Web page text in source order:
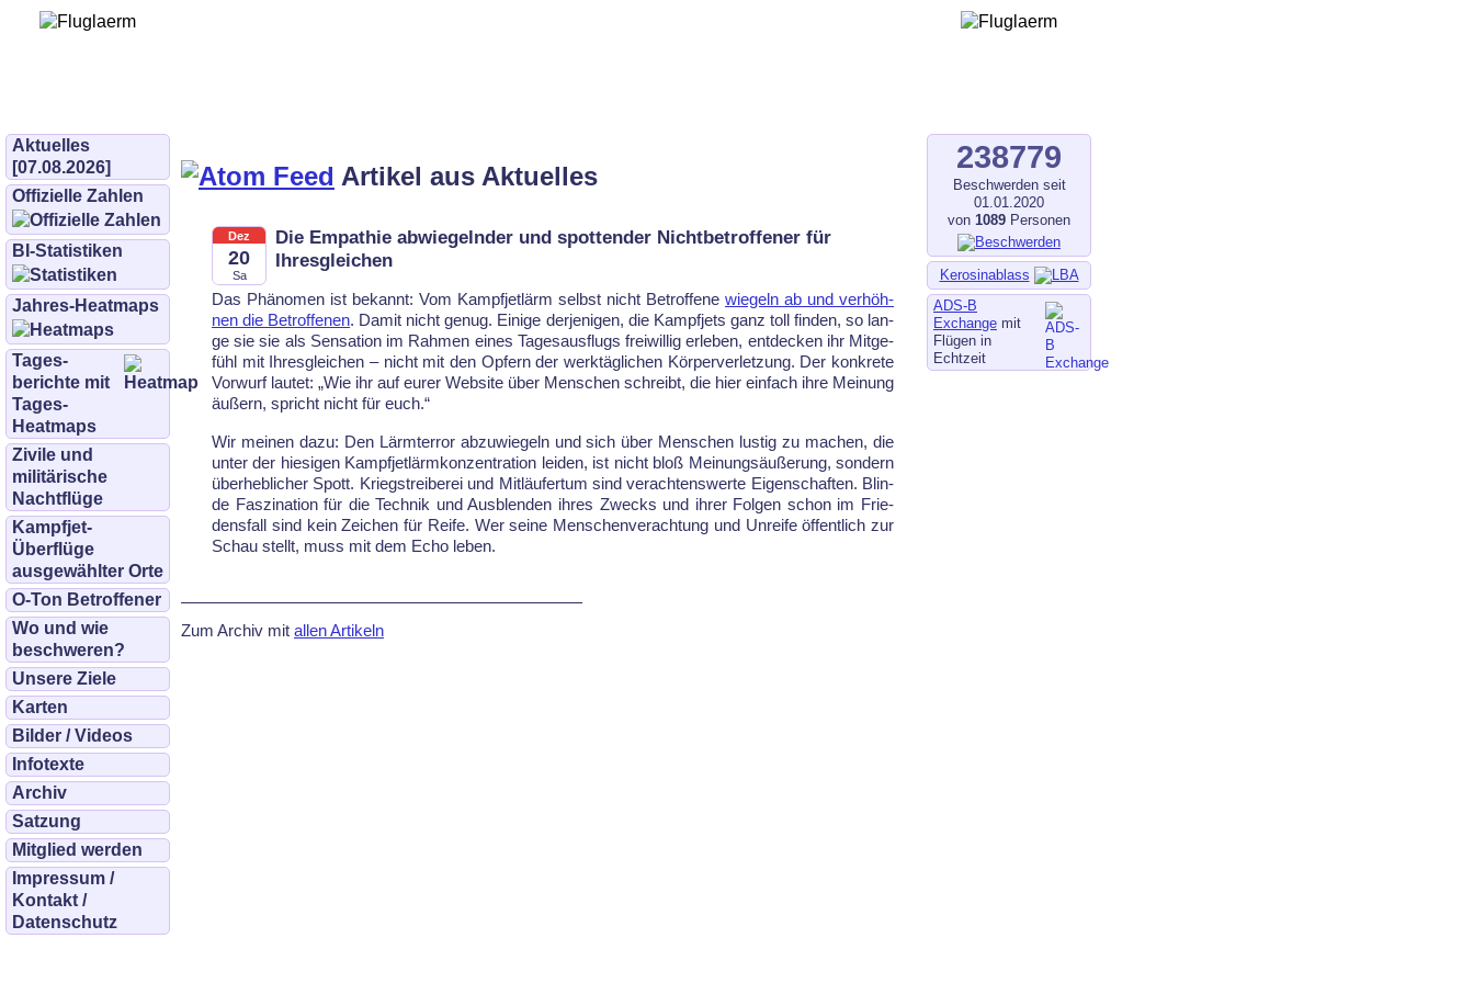
Aktuelles
[07.08.2026]
Offizielle Zahlen
BI-Statistiken
Jahres-Heatmaps
Tages­
berichte mit
Tages-
Heatmaps
Zivile und
militärische
Nachtflüge
Kampfjet-
Überflüge
ausgewählter Orte
O-Ton Betroffener
Wo und wie
beschweren?
Unsere Ziele
Karten
Bilder / Videos
Infotexte
Archiv
Satzung
Mitglied werden
Impressum /
Kontakt /
Datenschutz
Artikel aus Aktuelles
Dez
20
Sa
Die Empathie abwiegelnder und spottender Nichtbetroffener für
Ihresgleichen
Das Phäno­men ist be­kannt: Vom Kampf­jet­lärm selbst nicht Be­trof­fe­ne wie­geln ab und ver­höh­
nen die Be­trof­fe­nen. Da­mit nicht ge­nug. Ei­ni­ge der­je­ni­gen, die Kampf­jets ganz toll fin­den, so lan­
ge sie sie als Sen­sa­ti­on im Rah­men ei­nes Ta­ges­aus­flugs frei­wil­lig er­le­ben, ent­de­cken ihr Mit­ge­
fühl mit Ihres­glei­chen – nicht mit den Op­fern der werk­täg­li­chen Kör­per­ver­let­zung. Der kon­kre­te
Vor­wurf lau­tet: „Wie ihr auf eu­rer Web­si­te über Men­schen schreibt, die hier ein­fach ih­re Mei­nung
äu­ßern, spricht nicht für euch.“
Wir mei­nen da­zu: Den Lärm­ter­ror ab­zu­wie­geln und sich über Men­schen lus­tig zu ma­chen, die
un­ter der hie­si­gen Kampf­jet­lärm­kon­zen­tra­ti­on lei­den, ist nicht bloß Mei­nungs­äu­ßerung, son­dern
über­heb­li­cher Spott. Kriegs­trei­be­rei und Mit­läu­fer­tum sind ver­ach­tens­wer­te Ei­gen­schaf­ten. Blin­
de Fas­zi­na­ti­on für die Tech­nik und Aus­blen­den ih­res Zwecks und ih­rer Fol­gen schon im Frie­
dens­fall sind kein Zei­chen für Rei­fe. Wer sei­ne Men­schen­ver­ach­tung und Un­rei­fe öf­fent­lich zur
Schau stellt, muss mit dem Echo le­ben.
Zum Archiv mit allen Artikeln
238779
Beschwerden seit
01.01.2020
von 1089 Personen
Kerosinablass
ADS-B
Exchange mit
Flügen in
Echtzeit